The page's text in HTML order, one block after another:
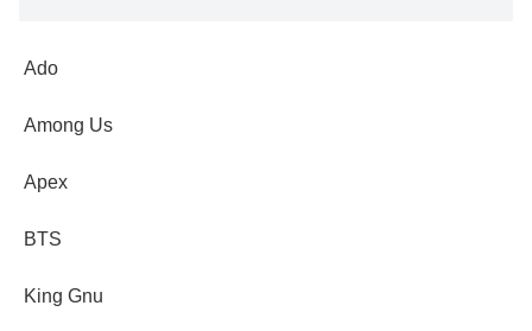
Ado
Among Us
Apex
BTS
King Gnu